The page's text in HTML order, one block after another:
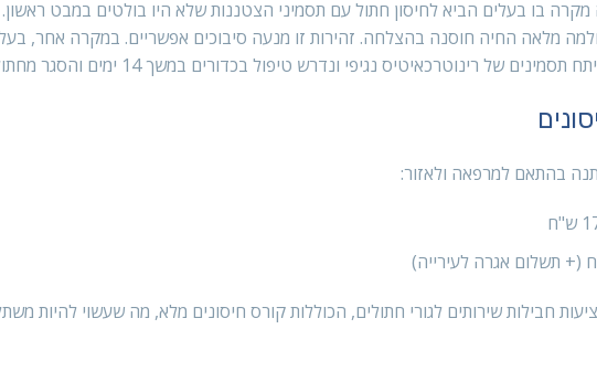
בו בעלים הביא לחיסון חתול עם תסמיני הצטננות שלא היו בולטים במבט
מלאה החיה חוסנה בהצלחה. זהירות זו מנעה סיבוכים אפשריים. במקרה אחר,
של רינוטרכאיטיס נגיפי ונדרש טיפול בכדורים במשך 14 ימים והסגר מחתולים אחרים.
בהתאם למרפאה ולאזור:
חבילות שירותים לגורי חתולים, הכוללות קורס חיסונים מלא, מה שעשוי להיות